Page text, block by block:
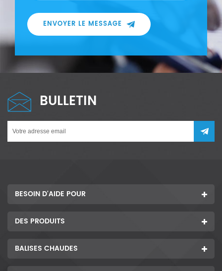
ENVOYER LE MESSAGE
BULLETIN
BESOIN D'AIDE POUR
DES PRODUITS
BALISES CHAUDES